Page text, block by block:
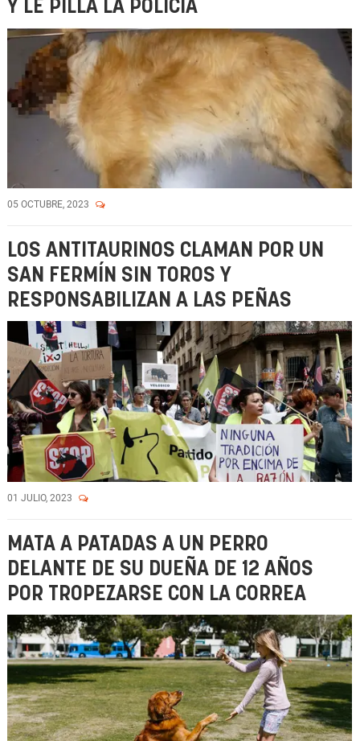
Y LE PILLA LA POLICÍA
05 OCTUBRE, 2023
LOS ANTITAURINOS CLAMAN POR UN
SAN FERMÍN SIN TOROS Y
RESPONSABILIZAN A LAS PEÑAS
01 JULIO, 2023
MATA A PATADAS A UN PERRO
DELANTE DE SU DUEÑA DE 12 AÑOS
POR TROPEZARSE CON LA CORREA